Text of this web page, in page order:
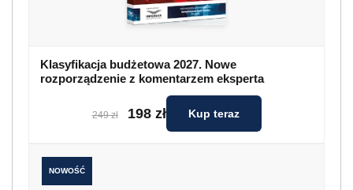
Klasyfikacja budżetowa 2027. Nowe
rozporządzenie z komentarzem eksperta
249 zł 198 zł Kup teraz
NOWOŚĆ